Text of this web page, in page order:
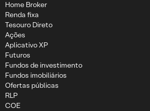
Home Broker
Renda fixa
Tesouro Direto
Ações
Aplicativo XP
Futuros
Fundos de investimento
Fundos imobiliários
Ofertas públicas
RLP
COE